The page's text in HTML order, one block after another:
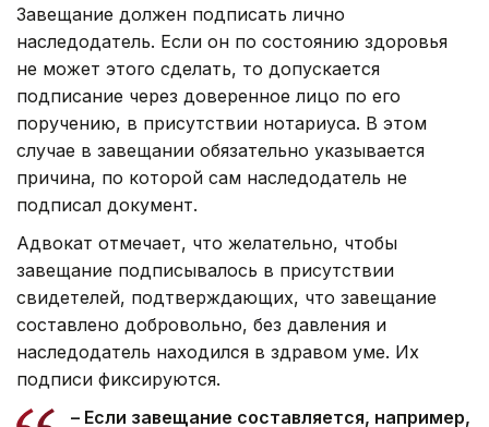
Завещание должен подписать лично
наследодатель. Если он по состоянию здоровья
не может этого сделать, то допускается
подписание через доверенное лицо по его
поручению, в присутствии нотариуса. В этом
случае в завещании обязательно указывается
причина, по которой сам наследодатель не
подписал документ.
Адвокат отмечает, что желательно, чтобы
завещание подписывалось в присутствии
свидетелей, подтверждающих, что завещание
составлено добровольно, без давления и
наследодатель находился в здравом уме. Их
подписи фиксируются.
– Если завещание составляется, например,